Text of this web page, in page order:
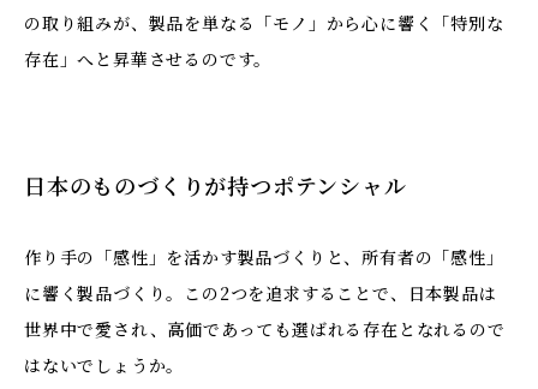
の取り組みが、製品を単なる「モノ」から心に響く「特別な
存在」へと昇華させるのです。
日本のものづくりが持つポテンシャル
作り手の「感性」を活かす製品づくりと、所有者の「感性」
に響く製品づくり。この2つを追求することで、日本製品は
世界中で愛され、高価であっても選ばれる存在となれるので
はないでしょうか。